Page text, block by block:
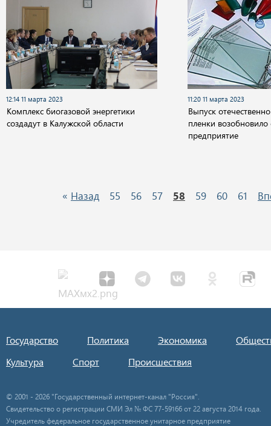
12:14 11 марта 2023
Комплекс биогазовой энергетики
создадут в Калужской области
11:20 11 марта 2023
Выпуск
пленки
предприятие
« Назад 55 56 57 58 59 60 61
Государство Политика Экономика
Культура
Спорт Происшествия
© 2001 - 2026 "Государственный интернет-канал "Россия".
Свидетельство о регистрации СМИ Эл № ФС 77-59166 от 22 августа 2014 года.
Учредитель федеральное государственное унитарное предприятие